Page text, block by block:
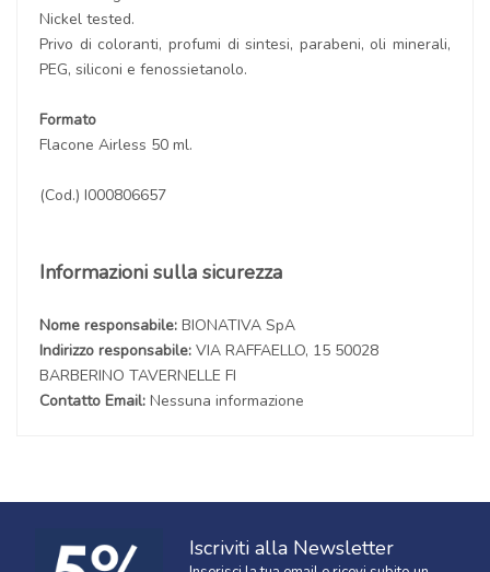
Nickel tested.
Privo di coloranti, profumi di sintesi, parabeni, oli minerali,
PEG, siliconi e fenossietanolo.
Formato
Flacone Airless 50 ml.
(Cod.) I000806657
Informazioni sulla sicurezza
Nome responsabile: BIONATIVA SpA
Indirizzo responsabile: VIA RAFFAELLO, 15 50028
BARBERINO TAVERNELLE FI
Contatto Email: Nessuna informazione
Iscriviti alla Newsletter